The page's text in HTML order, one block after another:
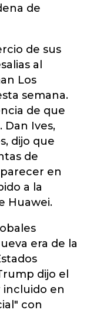
de
de sus
al
Los
semana.
de que
Dan Ives,
dijo que
de
en
a la
Huawei.
era de la
dijo el
incluido en
con